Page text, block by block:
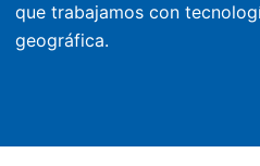
que trabajamos con
geográfica.